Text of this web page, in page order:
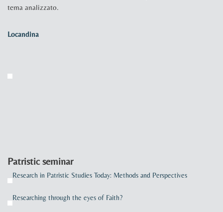
tema analizzato.
Locandina
Patristic seminar
Research in Patristic Studies Today: Methods and Perspectives
Researching through the eyes of Faith?